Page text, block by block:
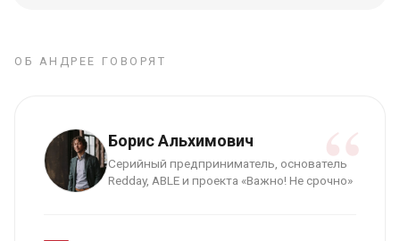
ОБ АНДРЕЕ ГОВОРЯТ
“
Борис Альхимович
Серийный предприниматель, основатель
Redday, ABLE и проекта «Важно! Не срочно»